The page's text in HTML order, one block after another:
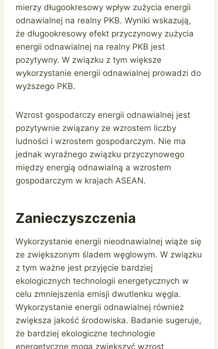
mierzy długookresowy wpływ zużycia energii
odnawialnej na realny PKB. Wyniki wskazują,
że długookresowy efekt przyczynowy zużycia
energii odnawialnej na realny PKB jest
pozytywny. W związku z tym większe
wykorzystanie energii odnawialnej prowadzi do
wyższego PKB.
Wzrost gospodarczy energii odnawialnej jest
pozytywnie związany ze wzrostem liczby
ludności i wzrostem gospodarczym. Nie ma
jednak wyraźnego związku przyczynowego
między energią odnawialną a wzrostem
gospodarczym w krajach ASEAN.
Zanieczyszczenia
Wykorzystanie energii nieodnawialnej wiąże się
ze zwiększonym śladem węglowym. W związku
z tym ważne jest przyjęcie bardziej
ekologicznych technologii energetycznych w
celu zmniejszenia emisji dwutlenku węgla.
Wykorzystanie energii odnawialnej również
zwiększa jakość środowiska. Badanie sugeruje,
że bardziej ekologiczne technologie
energetyczne mogą zwiększyć wzrost